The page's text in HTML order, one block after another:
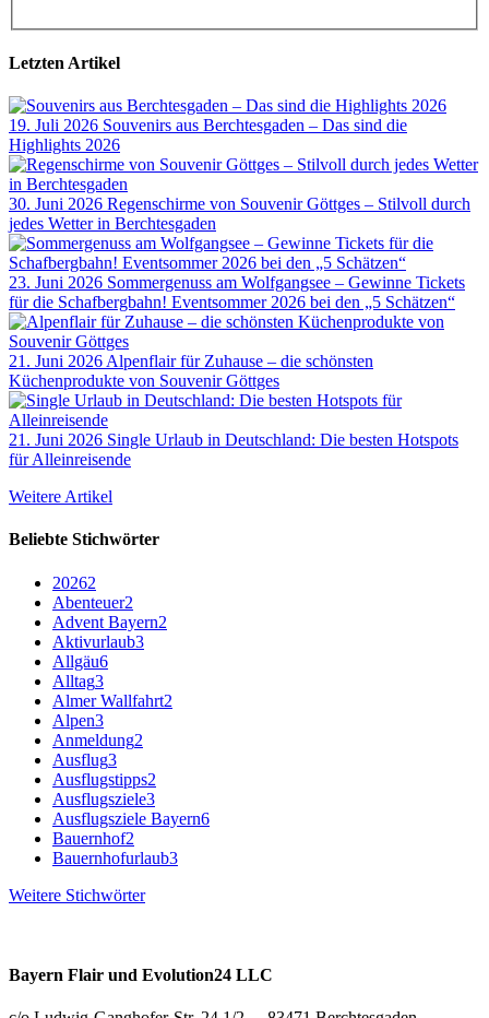
Letzten Artikel
19. Juli 2026 Souvenirs aus Berchtesgaden – Das sind die
Highlights 2026
30. Juni 2026 Regenschirme von Souvenir Göttges – Stilvoll durch
jedes Wetter in Berchtesgaden
23. Juni 2026 Sommergenuss am Wolfgangsee – Gewinne Tickets
für die Schafbergbahn! Eventsommer 2026 bei den „5 Schätzen“
21. Juni 2026 Alpenflair für Zuhause – die schönsten
Küchenprodukte von Souvenir Göttges
21. Juni 2026 Single Urlaub in Deutschland: Die besten Hotspots
für Alleinreisende
Weitere Artikel
Beliebte Stichwörter
20262
Abenteuer2
Advent Bayern2
Aktivurlaub3
Allgäu6
Alltag3
Almer Wallfahrt2
Alpen3
Anmeldung2
Ausflug3
Ausflugstipps2
Ausflugsziele3
Ausflugsziele Bayern6
Bauernhof2
Bauernhofurlaub3
Weitere Stichwörter
Bayern Flair und Evolution24 LLC